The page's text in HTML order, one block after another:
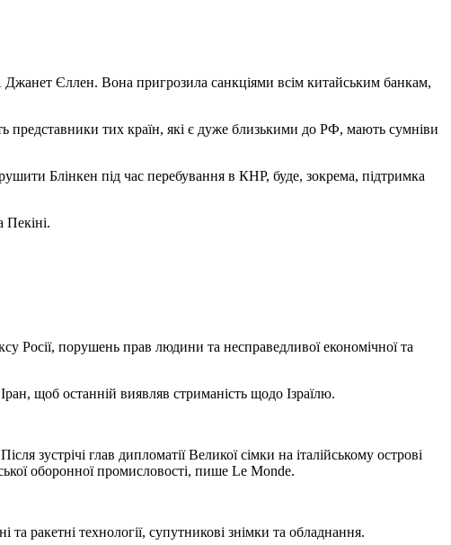
Джанет Єллен. Вона пригрозила санкціями всім китайським банкам,
тих країн, які є дуже близькими до РФ, мають сумніви
Блінкен під час перебування в КНР, буде, зокрема, підтримка
Росії, порушень прав людини та несправедливої ​​економічної та
щоб останній виявляв стриманість щодо Ізраїлю.
зустрічі глав дипломатії Великої сімки на італійському острові
оборонної промисловості, пише Le Monde.
ракетні технології, супутникові знімки та обладнання.